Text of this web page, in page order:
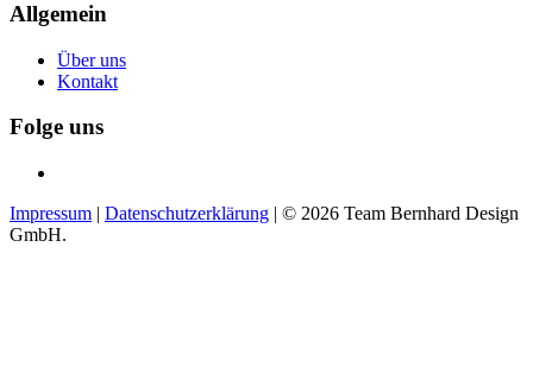
Allgemein
Über uns
Kontakt
Folge uns
Impressum | Datenschutzerklärung | © 2026 Team Bernhard Design
GmbH.